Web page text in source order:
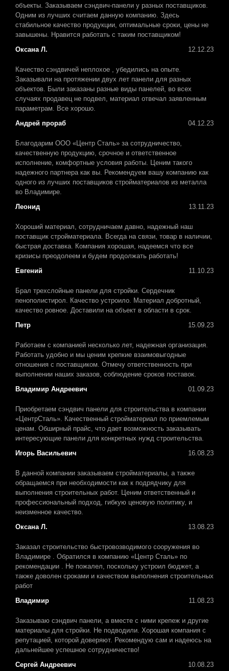
объекты. Заказываем сэндвич-панели у разных поставщиков.
Одним из лучших считаем данную компанию. Здесь
стабильное качество продукции, оптимальные сроки, цены не
завышены. Нравится работать с таким поставщиком!
Оксана Л.
12.12.23
Качество сэндвичей неплохое , убедились на опыте.
Заказывали на протяжении двух лет панели для разных
объектов. Были заказаны разные виды панелей, во всех
случаях продавец не подвел, материал отвечал заявленным
параметрам. Все хорошо.
Андрей прораб
04.12.23
Благодарим ООО «Центр Сталь» за сотрудничество,
качественную продукцию, срочное и ответственное
исполнение, комфортные условия работы. Ценим такого
надежного партнера как вы. Рекомендуем вашу компанию как
одного из лучших поставщиков стройматериалов из металла
во Владимире.
Леонид
13.11.23
Хороший материал, сотрудничаем давно, надежный наш
поставщик стройматериала. Всегда на связи, товар в наличии,
быстрая доставка. Компания хорошая, надеемся что все
кризисы преодолеем и будем продолжать работать!
Евгений
11.10.23
Брал трехслойные панели для стройки. Сердечник
пенополистирол. Качество устроило. Материал добротный,
качество ровное. Доставили на объект в области в срок.
Петр
15.09.23
Работаем с компанией несколько лет, надежная организация.
Работать удобно и мы ценим крепкие взаимовыгодные
отношения с поставщиком. Отмечу ответственность при
выполнении наших заказов, соблюдение сроков поставок.
Владимир Андреевич
01.09.23
Приобретаем сэндвич панели для строительства в компании
«ЦентрСталь». Качественный стройматериал по приемлемым
ценам. Обширный прайс, что дает возможность заказывать
интересующие панели для конкретных нужд строительства.
Игорь Васильевич
16.08.23
В данной компании заказываем стройматериалы, а также
обращаемся при необходимости как к подрядчику для
выполнения строительных работ. Ценим ответственный и
профессиональный подход, гибкую ценовую политику, и
неизменное качество.
Оксана Л.
13.08.23
Заказал строительство быстровозводимого сооружения во
Владимире . Обратился в компанию «Центр Сталь» по
рекомендации . Не пожалел, поскольку устроил бюджет, а
также доволен сроками и качеством выполнения строительных
работ
Владимир
11.08.23
Заказываю сэндвич панели, а вместе с ними крепеж и другие
материалы для стройки. Не подводили. Хорошая компания с
репутацией, которой доверяют. Рекомендую сам и надеюсь на
дальнейшее успешное сотрудничество!
Сергей Андреевич
10.08.23